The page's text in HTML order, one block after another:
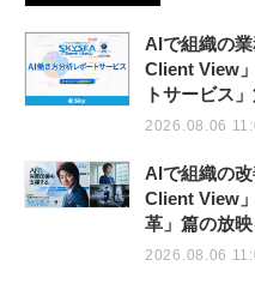
AIで組織の
Client View
トサービス
2026.08.06
AIで組織の
Client View
革」篇の放
2026.08.06